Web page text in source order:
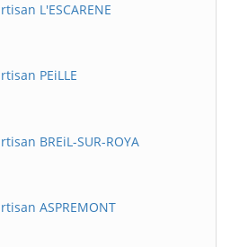
L'ESCARENE
PEiLLE
BREiL-SUR-ROYA
ASPREMONT